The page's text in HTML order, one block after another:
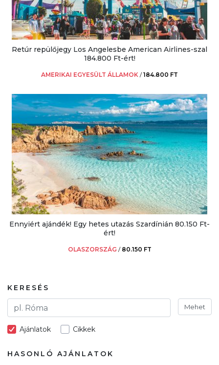
Retúr repülőjegy Los Angelesbe American Airlines-szal
184.800 Ft-ért!
AMERIKAI EGYESÜLT ÁLLAMOK /184.800 FT
Ennyiért ajándék! Egy hetes utazás Szardínián 80.150 Ft-
ért!
OLASZORSZÁG / 80.150 FT
KERESÉS
Mehet
Ajánlatok Cikkek
HASONLÓ AJÁNLATOK